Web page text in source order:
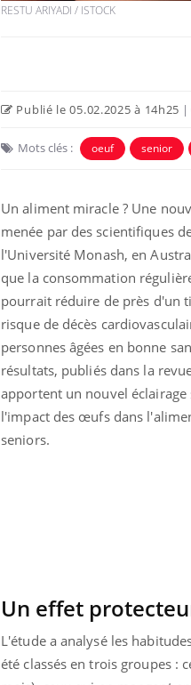
RESTU ARIYADI / ISTOCK
Publié le 05.02.2025 à 14h25 |
Mots clés : oeuf senior
Un aliment miracle ? Une
menée par des scientifiques
l'Université Monash, en
que la consommation
pourrait réduire de près d'un
risque de décès
personnes âgées en bonne
résultats, publiés dans la
apportent un nouvel éclairage
l'impact des œufs dans
seniors.
Un effet
L'étude a analysé les
été classés en trois groupes